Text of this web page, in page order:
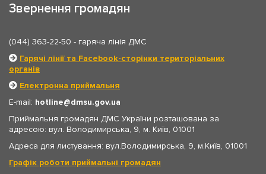
Звернення громадян
(044) 363-22-50 - гаряча лінія ДМС
Гарячі лінії та Facebook-сторінки територіальних
органів
Електронна приймальня
E-mail: hotline
dmsu.gov.ua
Приймальня громадян ДМС України розташована за
адресою: вул. Володимирська, 9, м. Київ, 01001
Адреса для листування: вул.Володимирська, 9, м.Київ, 01001
Графік роботи приймальні громадян